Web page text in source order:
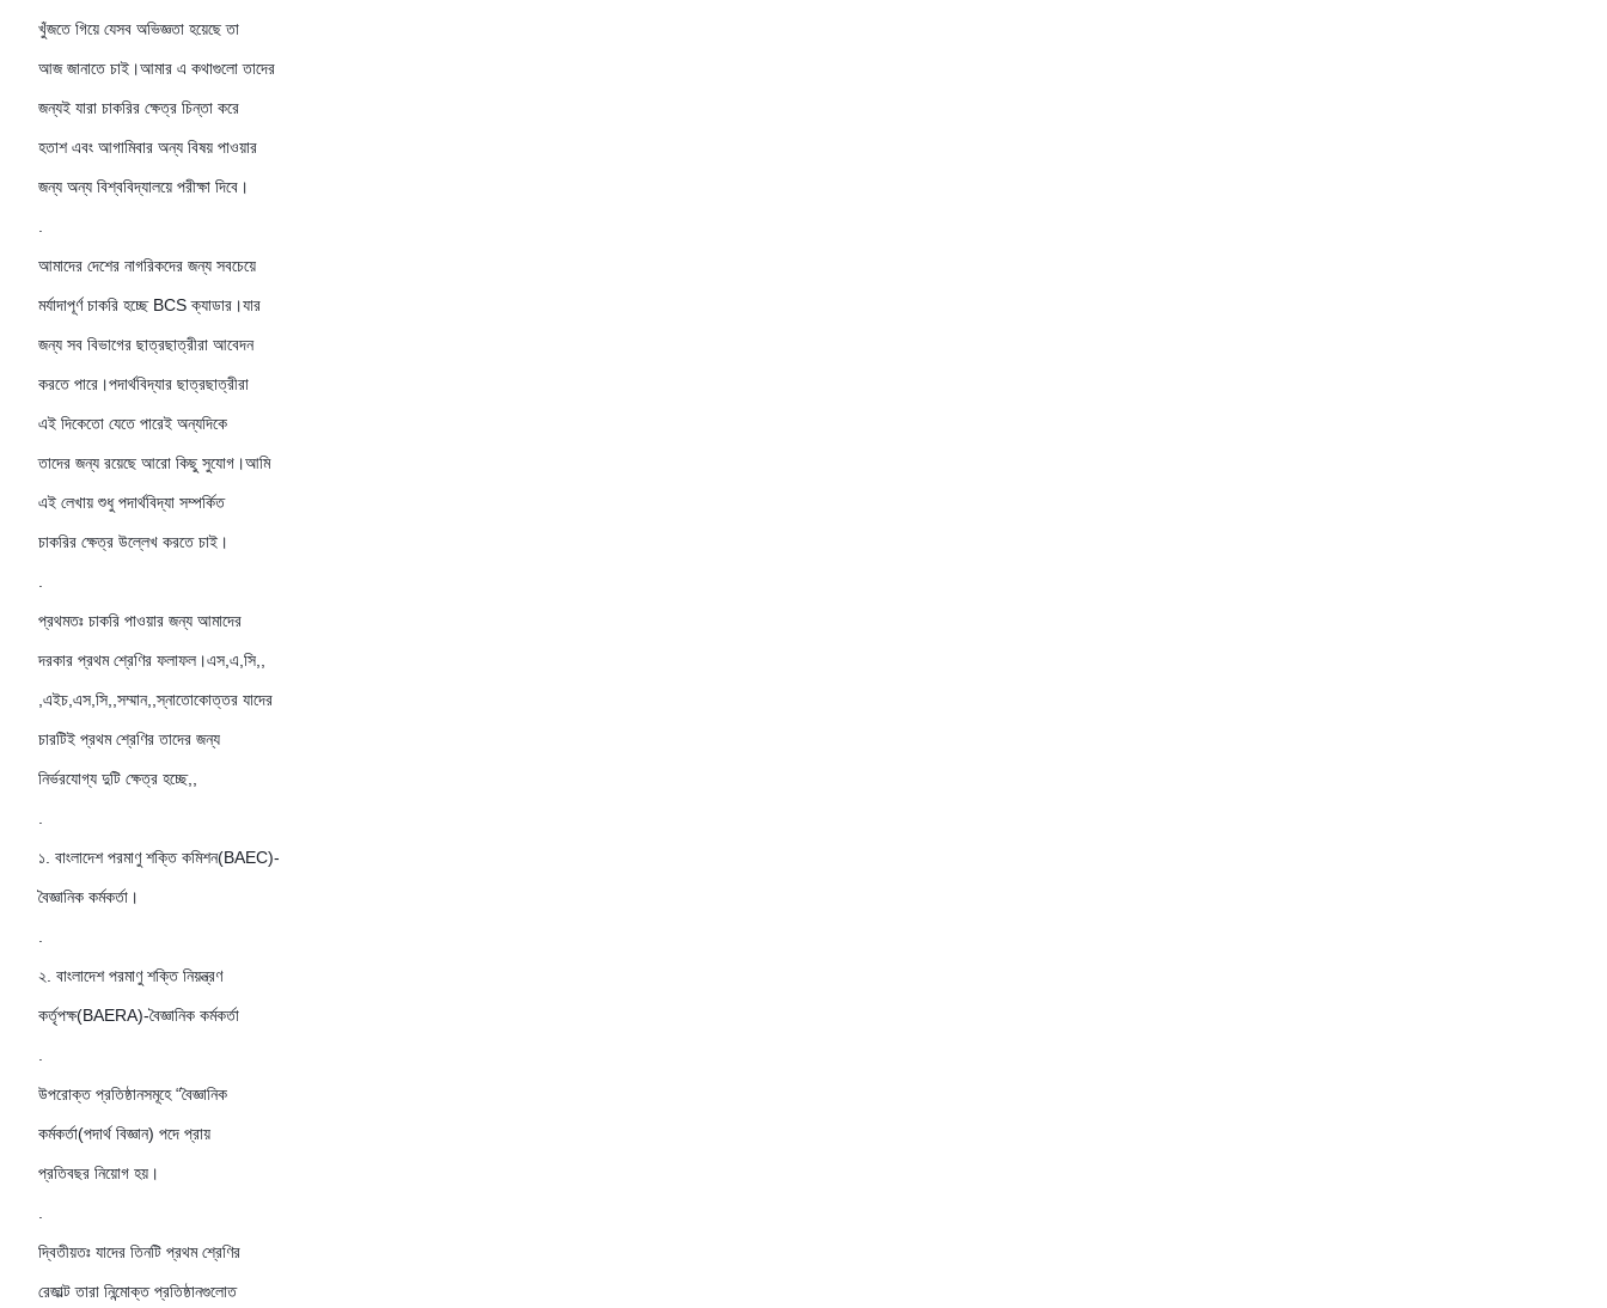
খুঁজতে গিয়ে যেসব অভিজ্ঞতা হয়েছে তা
আজ জানাতে চাই।আমার এ কথাগুলো তাদের
জন্যই যারা চাকরির ক্ষেত্র চিন্তা করে
হতাশ এবং আগামিবার অন্য বিষয় পাওয়ার
জন্য অন্য বিশ্ববিদ্যালয়ে পরীক্ষা দিবে।
আমাদের দেশের নাগরিকদের জন্য সবচেয়ে
মর্যাদাপূর্ণ চাকরি হচ্ছে BCS ক্যাডার।যার
জন্য সব বিভাগের ছাত্রছাত্রীরা আবেদন
করতে পারে।পদার্থবিদ্যার ছাত্রছাত্রীরা
এই দিকেতো যেতে পারেই অন্যদিকে
তাদের জন্য রয়েছে আরো কিছু সুযোগ।আমি
এই লেখায় শুধু পদার্থবিদ্যা সম্পর্কিত
চাকরির ক্ষেত্র উল্লেখ করতে চাই।
প্রথমতঃ চাকরি পাওয়ার জন্য আমাদের
দরকার প্রথম শ্রেণির ফলাফল।এস,এ,সি,,
,এইচ,এস,সি,,সম্মান,,স্নাতোকোত্তর যাদের
চারটিই প্রথম শ্রেণির তাদের জন্য
নির্ভরযোগ্য দুটি ক্ষেত্র হচ্ছে,,
১. বাংলাদেশ পরমাণু শক্তি কমিশন(BAEC)-
বৈজ্ঞানিক কর্মকর্তা।
২. বাংলাদেশ পরমাণু শক্তি নিয়ন্ত্রণ
কর্তৃপক্ষ(BAERA)-বৈজ্ঞানিক কর্মকর্তা
উপরোক্ত প্রতিষ্ঠানসমূহে “বৈজ্ঞানিক
কর্মকর্তা(পদার্থ বিজ্ঞান) পদে প্রায়
প্রতিবছর নিয়োগ হয়।
দ্বিতীয়তঃ যাদের তিনটি প্রথম শ্রেণির
রেজাল্ট তারা নিন্মোক্ত প্রতিষ্ঠানগুলোত